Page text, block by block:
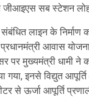
सब स्टेशन
लाइन के निर्माण
प्रधानमंत्री आवास
पर मुख्यमंत्री
गया, इनसे विद्युत
से ऊर्जा आपूर्ति